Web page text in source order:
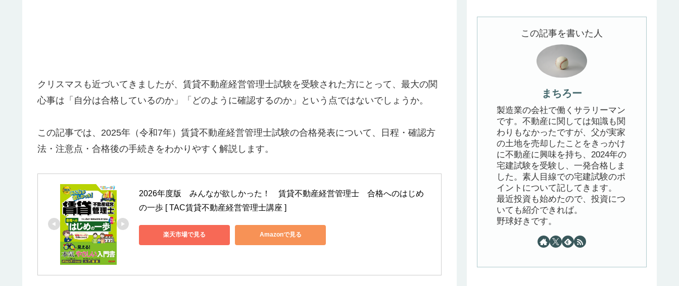
クリスマスも近づいてきましたが、賃貸不動産経営管理士試験を受験された方にとって、最大の関
心事は「自分は合格しているのか」「どのように確認するのか」という点ではないでしょうか。
この記事では、2025年（令和7年）賃貸不動産経営管理士試験の合格発表について、日程・確認方
法・注意点・合格後の手続きをわかりやすく解説します。
2026年度版　みんなが欲しかった！　賃貸不動産経営管理士　合格へのはじめ
の一歩 [ TAC賃貸不動産経営管理士講座 ]
楽天市場で見る Amazonで見る
この記事を書いた人
まちろー
製造業の会社で働くサラリーマン
です。不動産に関しては知識も関
わりもなかったですが、父が実家
の土地を売却したことをきっかけ
に不動産に興味を持ち、2024年の
宅建試験を受験し、一発合格しま
した。素人目線での宅建試験のポ
イントについて記してきます。
最近投資も始めたので、投資につ
いても紹介できれば。
野球好きです。